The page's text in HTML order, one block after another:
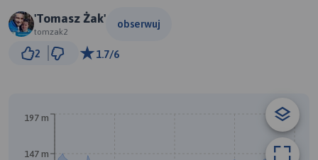
'Tomasz Żak'
tomzak2
obserwuj
2 1.7/6
147 m
197 m